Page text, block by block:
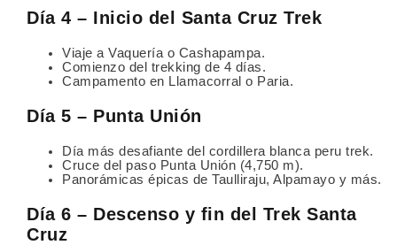
Día 4 – Inicio del Santa Cruz Trek
Viaje a Vaquería o Cashapampa.
Comienzo del trekking de 4 días.
Campamento en Llamacorral o Paria.
Día 5 – Punta Unión
Día más desafiante del cordillera blanca peru trek.
Cruce del paso Punta Unión (4,750 m).
Panorámicas épicas de Taulliraju, Alpamayo y más.
Día 6 – Descenso y fin del Trek Santa
Cruz